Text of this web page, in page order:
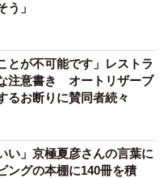
う」
とが不可能です」レストラ
注意書き オートリザーブ
るお断りに賛同者続々
い」京極夏彦さんの言葉に
ングの本棚に140冊を積